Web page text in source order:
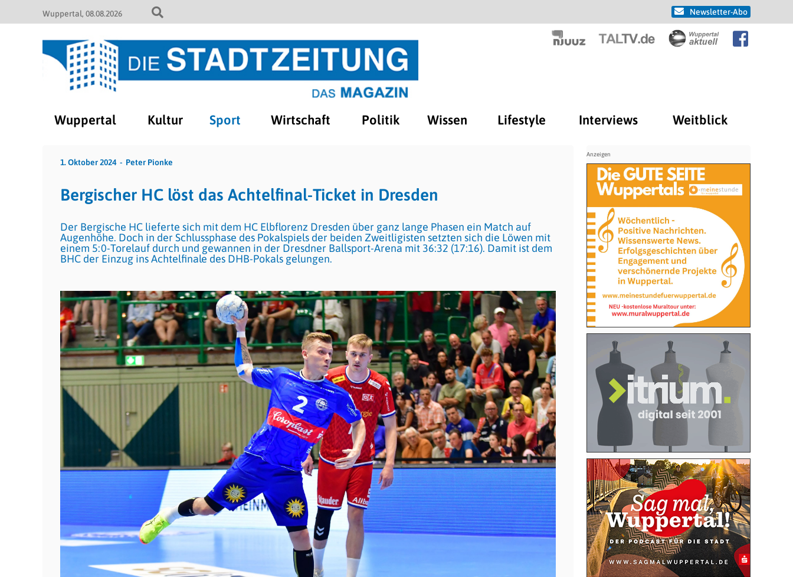
Wuppertal 08.08.2026 Newsletter-Abo
Wuppertal Kultur Sport Wirtschaft Politik Wissen Lifestyle Interviews Weitblick
1. Oktober 2024 Peter Pionke
Bergischer HC löst das Achtelfinal-Ticket in Dresden
Der Bergische HC lieferte sich mit dem HC Elbflorenz Dresden über ganz lange Phasen ein Match auf
Augenhöhe. Doch in der Schlussphase des Pokalspiels der beiden Zweitligisten setzten sich die Löwen mit
einem 5:0-Torelauf durch und gewannen in der Dresdner Ballsport-Arena mit 36:32 (17:16). Damit ist dem
BHC der Einzug ins Achtelfinale des DHB-Pokals gelungen.